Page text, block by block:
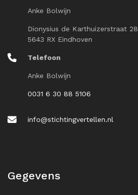
Anke Bolwijn
Dionysius de Karthuizerstraat 28
5643 RX Eindhoven
Telefoon
Anke Bolwijn
0031 6 30 88 5106
info@stichtingvertellen.nl
Gegevens